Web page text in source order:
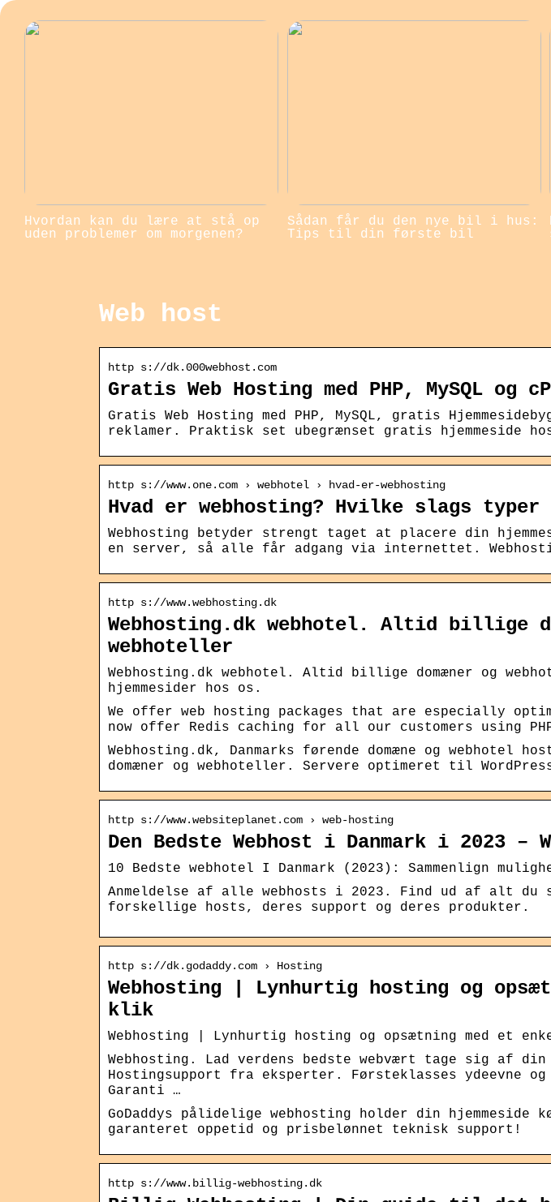
Hvordan kan du lære at stå op
uden problemer om morgenen?
Sådan får du den nye bil i hus:
Tips til din første bil
Web host
http s://dk.000webhost.com
Gratis Web Hosting med PHP, MySQL og
Gratis Web Hosting med PHP, MySQL, gratis
reklamer. Praktisk set ubegrænset gratis hjemmeside
http s://www.one.com › webhotel › hvad-er-webhosting
Hvad er webhosting? Hvilke slags
Webhosting betyder strengt taget at placere din
en server, så alle får adgang via internettet.
http s://www.webhosting.dk
Webhosting.dk webhotel. Altid billige
webhoteller
Webhosting.dk webhotel. Altid billige domæner og
hjemmesider hos os.
We offer web hosting packages that are especially
now offer Redis caching for all our customers using
Webhosting.dk, Danmarks førende domæne og
domæner og webhoteller. Servere optimeret til
http s://www.websiteplanet.com › web-hosting
Den Bedste Webhost i Danmark i 2023 –
10 Bedste webhotel I Danmark (2023): Sammenlign
Anmeldelse af alle webhosts i 2023. Find ud af alt du
forskellige hosts, deres support og deres produkter.
http s://dk.godaddy.com › Hosting
Webhosting | Lynhurtig hosting og
klik
Webhosting | Lynhurtig hosting og opsætning med et
Webhosting. Lad verdens bedste webvært tage sig af din
Hostingsupport fra eksperter. Førsteklasses ydeevne
Garanti …
GoDaddys pålidelige webhosting holder din hjemmeside
garanteret oppetid og prisbelønnet teknisk support!
http s://www.billig-webhosting.dk